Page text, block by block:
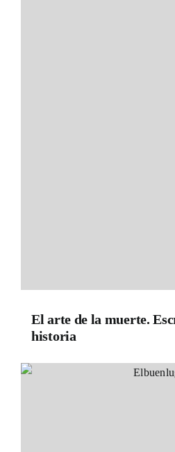
El arte de la muerte.
historia